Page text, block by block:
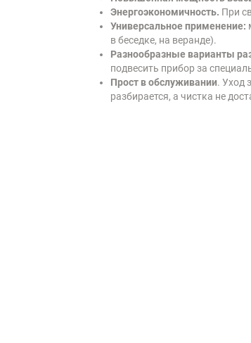
Энергоэкономичность. При
Универсальное применение:
в беседке, на веранде).
Разнообразные варианты
подвесить прибор за
Прост в обслуживании. Уход
разбирается, а чистка не